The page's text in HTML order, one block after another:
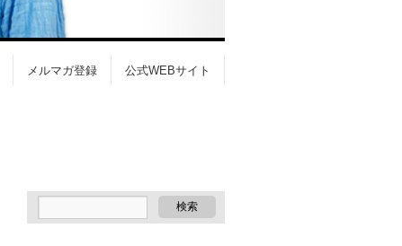
公式WEBサイト
メルマガ登録